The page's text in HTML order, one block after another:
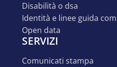
disabilità o dsa
identità e linee guida
open data
SERVIZI
comunicati stampa